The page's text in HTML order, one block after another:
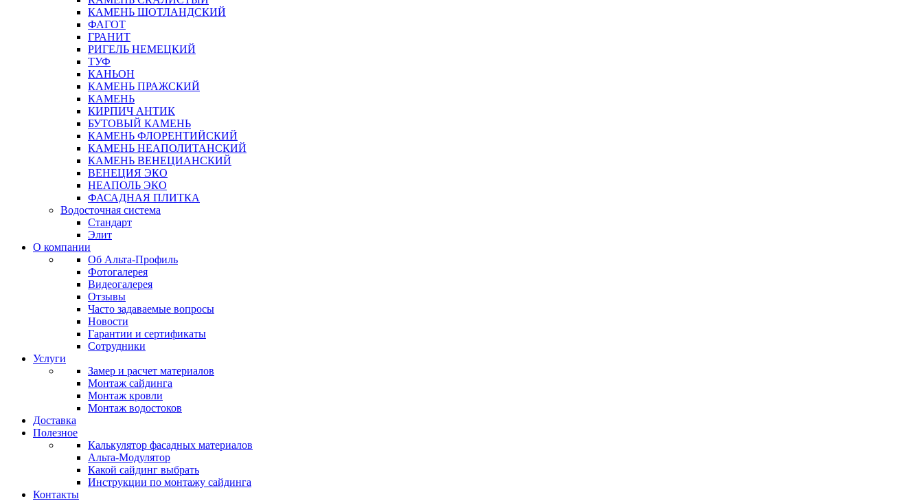
КАМЕНЬ ШОТЛАНДСКИЙ
ФАГОТ
ГРАНИТ
РИГЕЛЬ НЕМЕЦКИЙ
ТУФ
КАНЬОН
КАМЕНЬ ПРАЖСКИЙ
КАМЕНЬ
КИРПИЧ АНТИК
БУТОВЫЙ КАМЕНЬ
КАМЕНЬ ФЛОРЕНТИЙСКИЙ
КАМЕНЬ НЕАПОЛИТАНСКИЙ
КАМЕНЬ ВЕНЕЦИАНСКИЙ
ВЕНЕЦИЯ ЭКО
НЕАПОЛЬ ЭКО
ФАСАДНАЯ ПЛИТКА
Водосточная система
Стандарт
Элит
О компании
Об Альта-Профиль
Фотогалерея
Видеогалерея
Отзывы
Часто задаваемые вопросы
Новости
Гарантии и сертификаты
Сотрудники
Услуги
Замер и расчет материалов
Монтаж сайдинга
Монтаж кровли
Монтаж водостоков
Доставка
Полезное
Калькулятор фасадных материалов
Альта-Модулятор
Какой сайдинг выбрать
Инструкции по монтажу сайдинга
Контакты